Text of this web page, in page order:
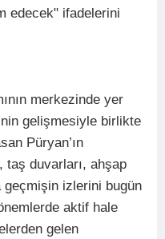
edecek" ifadelerini
merkezinde yer
gelişmesiyle birlikte
Püryan’ın
taş duvarları, ahşap
geçmişin izlerini bugün
aktif hale
gelen